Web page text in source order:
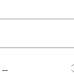
クセスハブ
プロフェッショナル